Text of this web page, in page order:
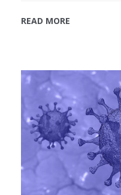
READ MORE